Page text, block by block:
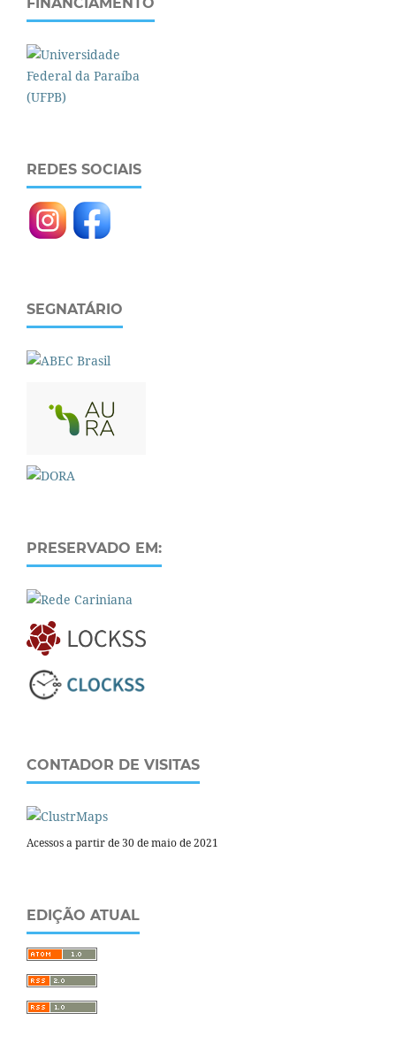
REDES SOCIAIS
SEGNATÁRIO
PRESERVADO EM:
CONTADOR DE VISITAS
Acessos a partir de 30 de maio de 2021
EDIÇÃO ATUAL